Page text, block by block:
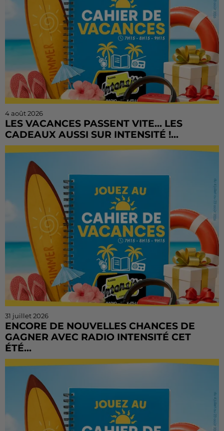
4 août 2026
LES VACANCES PASSENT VITE... LES
CADEAUX AUSSI SUR INTENSITÉ !...
L'été file à toute vitesse, mais il est encore temps de
sur Radio Intensité avec des centaines de...
31 juillet 2026
ENCORE DE NOUVELLES CHANCES DE
GAGNER AVEC RADIO INTENSITÉ CET
ÉTÉ...
Vous n'avez pas encore tenté votre chance ? Ou vous
Vacances continue sur Radio Intensité ! Chaque
matin, de...